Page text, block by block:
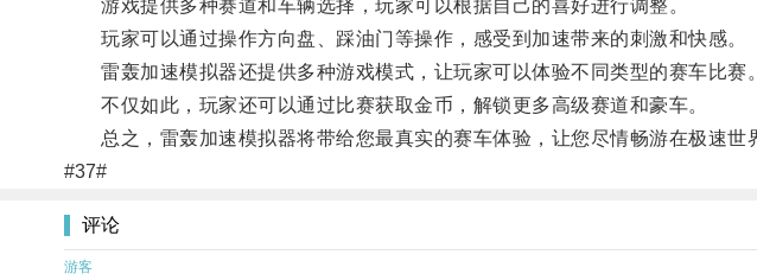
游戏提供多种赛道和车辆选择，玩家可以根据自己的喜好进行调整。
玩家可以通过操作方向盘、踩油门等操作，感受到加速带来的刺激和快感。
雷轰加速模拟器还提供多种游戏模式，让玩家可以体验不同类型的赛车比赛。
不仅如此，玩家还可以通过比赛获取金币，解锁更多高级赛道和豪车。
总之，雷轰加速模拟器将带给您最真实的赛车体验，让您尽情畅游在极速世
#37#
评论
游客